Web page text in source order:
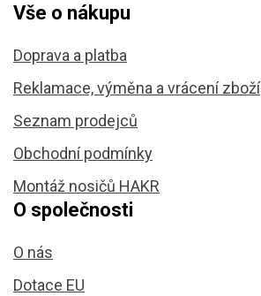
Vše o nákupu
Doprava a platba
Reklamace, výměna a vrácení zboží
Seznam prodejců
Obchodní podmínky
Montáž nosičů HAKR
O společnosti
O nás
Dotace EU